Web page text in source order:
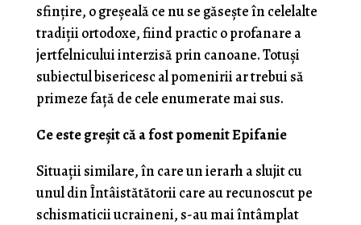
sfințire, o greșeală ce nu se găsește în celelalte
tradiții ortodoxe, fiind practic o profanare a
jertfelnicului interzisă prin canoane. Totuși
subiectul bisericesc al pomenirii ar trebui să
primeze față de cele enumerate mai sus.
Ce este greșit că a fost pomenit Epifanie
Situații similare, în care un ierarh a slujit cu
unul din Întâistătătorii care au recunoscut pe
schismaticii ucraineni, s-au mai întâmplat